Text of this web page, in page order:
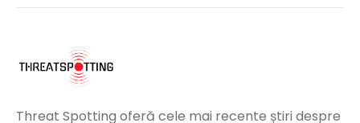
Threat Spotting oferă cele mai recente știri despre